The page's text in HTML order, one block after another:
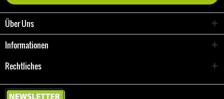
Über Uns
Informationen
Rechtliches